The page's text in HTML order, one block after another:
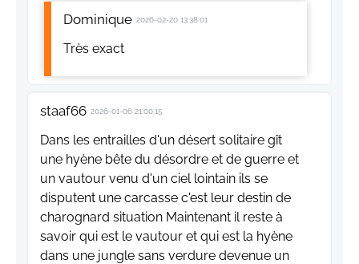
Dominique 2026-02-20 13:38:01
Très exact
staaf66 2026-01-06 21:00:15
Dans les entrailles d'un désert solitaire gît
une hyène bête du désordre et de guerre et
un vautour venu d'un ciel lointain ils se
disputent une carcasse c'est leur destin de
charognard situation Maintenant il reste à
savoir qui est le vautour et qui est la hyène
dans une jungle sans verdure devenue un